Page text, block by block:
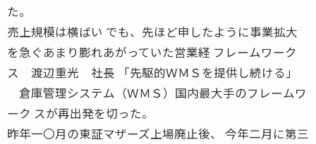
た。
売上規模は横ばい でも、先ほど申したように事業拡大
を急ぐあまり膨れあがっていた営業経 フレームワーク
ス 渡辺重光 社長 「先駆的ＷＭＳを提供し続ける」
倉庫管理システム（ＷＭＳ）国内最大手のフレームワ
ーク スが再出発を切った。
昨年一〇月の東証マザーズ上場廃止後、 今年二月に第三